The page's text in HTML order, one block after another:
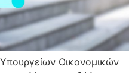
Οικονομικών